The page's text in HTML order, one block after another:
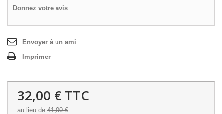
Donnez votre avis
Envoyer à un ami
Imprimer
32,00 € TTC
au lieu de 41,00 €